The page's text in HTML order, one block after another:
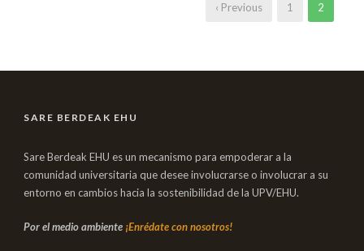
‹ Previous 1 2
SARE BERDEAK EHU
Sare Berdeak EHU es un mecanismo para empoderar a la
comunidad universitaria que desee involucrarse o involucrar a su
entorno en cambios hacia la sostenibilidad de la UPV/EHU.
Por el medio ambiente ¡Enrédate con nosotros!